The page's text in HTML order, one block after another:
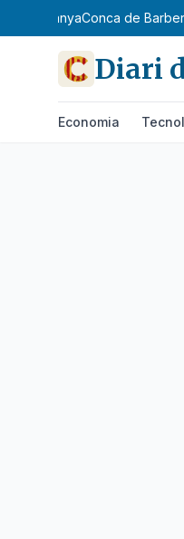
CerdanyaConca de
Diari
Economia